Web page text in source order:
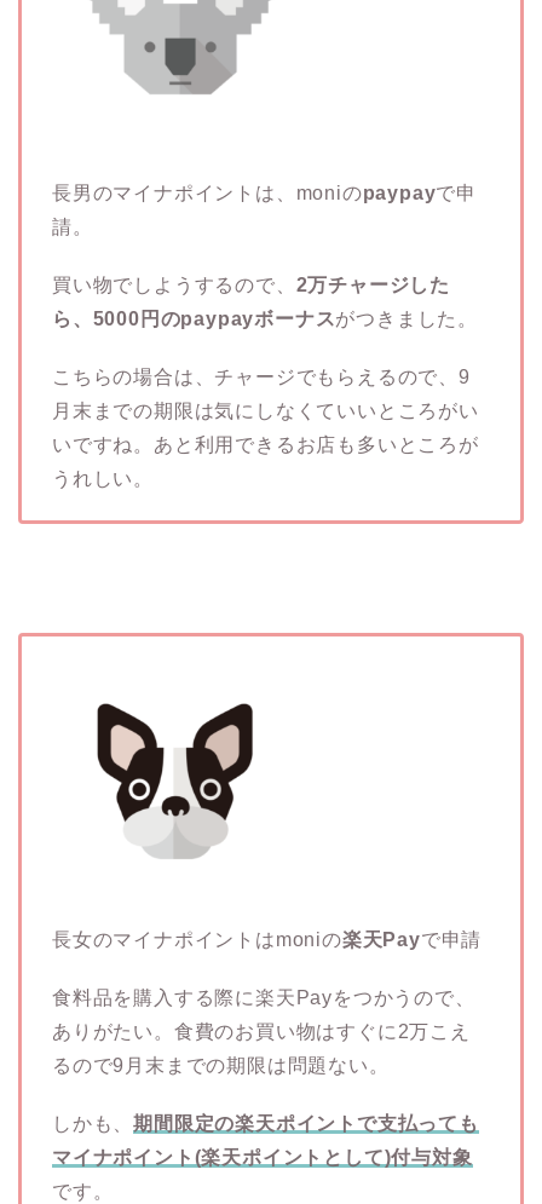
長男のマイナポイントは、moniのpaypayで申
請。
買い物でしようするので、 2万チャージした
ら、5000円のpaypayボーナスがつきました。
こちらの場合は、チャージでもらえるので、9
月末までの期限は気にしなくていいところがい
いですね。あと利用できるお店も多いところが
うれしい。
長女のマイナポイントはmoniの楽天Payで申請
食料品を購入する際に楽天Payをつかうので、
ありがたい。食費のお買い物はすぐに2万こえ
るので9月末までの期限は問題ない。
しかも、期間限定の楽天ポイントで支払っても
マイナポイント(楽天ポイントとして)付与対象
です。